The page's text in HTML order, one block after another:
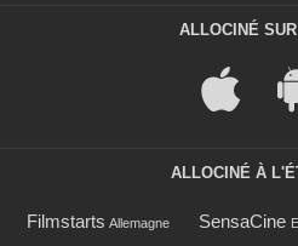
ALLOCINÉ
ALLOCINÉ À
Filmstarts Allemagne SensaCine